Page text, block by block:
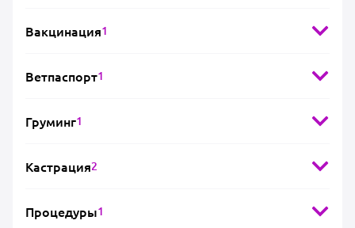
Вакцинация1
Ветпаспорт1
Груминг1
Кастрация2
Процедуры1